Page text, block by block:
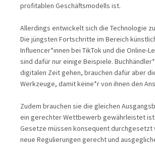
profitablen Geschäftsmodells ist.
Allerdings entwickelt sich die Technologie
Die jüngsten Fortschritte im Bereich
Influencer*innen bei TikTok und die Online-
sind dafür nur einige Beispiele.
digitalen Zeit gehen, brauchen dafür aber
Werkzeuge, damit keine*r von ihnen den
Zudem brauchen sie die gleichen
ein gerechter Wettbewerb gewährleistet
Gesetze müssen konsequent durchgesetzt
neue Regulierungen gerecht und